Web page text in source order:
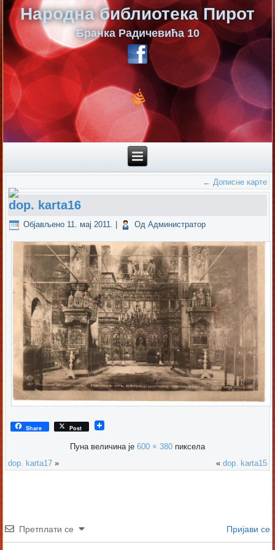
Народна библиотека Пирот
Бранка Радичевића 10
← Дописне карте
dop. karta16
Објављено 11. мај 2011. Од Администратор
Share Post
Пуна величина је 600 × 380 пиксела
dop. karta17 » « dop. karta15
Претплати се Пријави се